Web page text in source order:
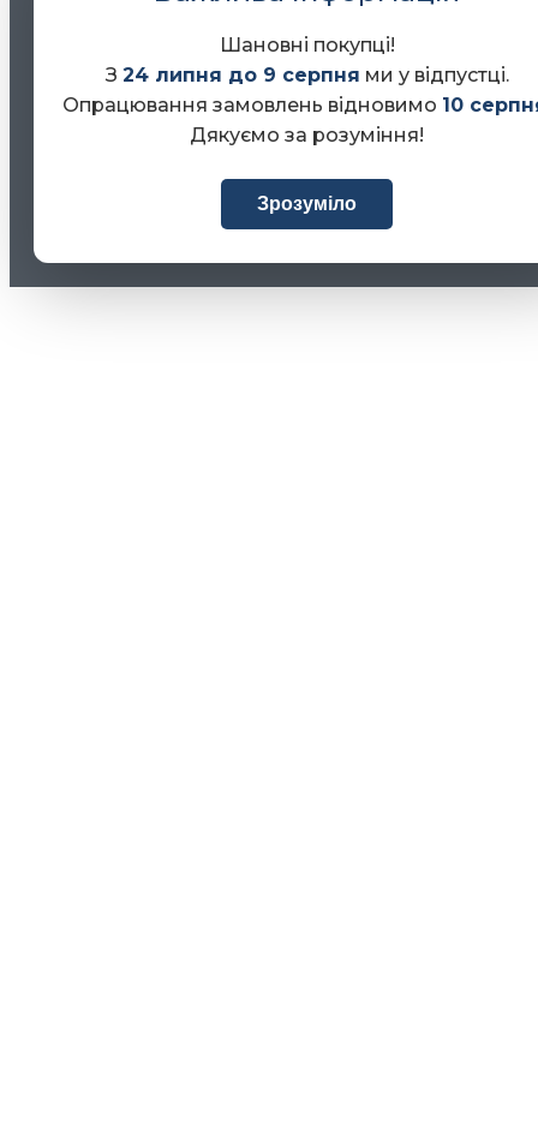
Шановні покупці!
З 24 липня до 9 серпня ми у відпустці.
Опрацювання замовлень відновимо 10
Дякуємо за розуміння!
Зрозуміло